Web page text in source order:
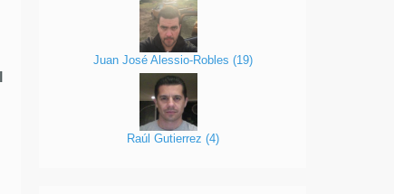
Juan José Alessio-Robles (19)
Raúl Gutierrez (4)